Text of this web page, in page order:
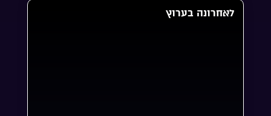
לאחרונה בערוץ